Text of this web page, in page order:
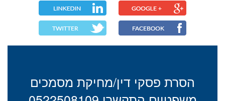
הסרת פסקי דין/מחיקת מסמכים